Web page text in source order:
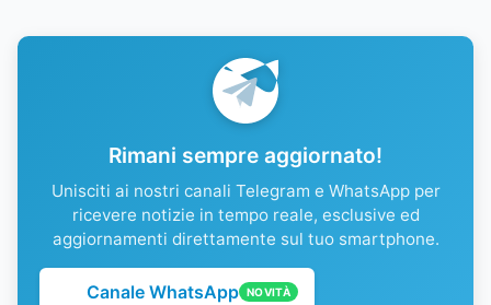
Rimani sempre aggiornato!
Unisciti ai nostri canali Telegram e WhatsApp per
ricevere notizie in tempo reale, esclusive ed
aggiornamenti direttamente sul tuo smartphone.
Canale WhatsApp NOVITÀ